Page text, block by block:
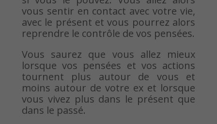
vous sentir en contact avec votre vie,
avec le présent et vous pourrez alors
reprendre le contrôle de vos pensées.
Vous saurez que vous allez mieux
lorsque vos pensées et vos actions
tournent plus autour de vous et
moins autour de votre ex et lorsque
vous vivez plus dans le présent que
dans le passé.